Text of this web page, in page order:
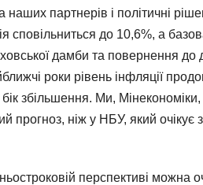
наших партнерів і політичні
сповільниться до 10,6%, а
дамби та повернення
роки рівень інфляції
збільшення. Ми,
прогноз, ніж у НБУ, який
перспективі можна